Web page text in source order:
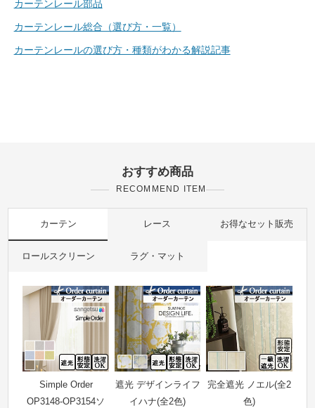
カーテンレール部品
カーテンレール総合（選び方・一覧）
カーテンレールの選び方・種類がわかる解説記事
おすすめ商品
RECOMMEND ITEM
カーテン レース お得なセット販売
ロールスクリーン ラグ・マット
Simple Order
OP3148-OP3154ソ
遮光 デザインライフ
イハナ(全2色)
完全遮光 ノエル(全2
色)